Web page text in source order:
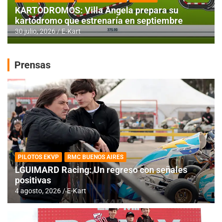
KARTODROMOS: Villa Angela prepara su
kartódromo que estrenaría en septiembre
30 julio, 2026 E-Kart
Prensas
PILOTOS EKVP RMC BUENOS AIRES
LGUIMARD Racing: Un regreso con señales
positivas
4 agosto, 2026 E-Kart